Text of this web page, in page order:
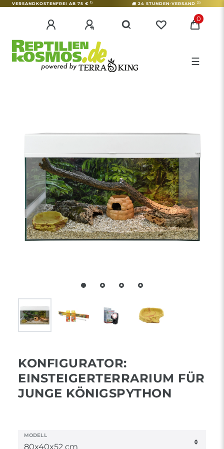
VERSANDKOSTENFREI AB 75 € 1) 24 STUNDEN-VERSAND 2)
0
☰
KONFIGURATOR:
EINSTEIGERTERRARIUM FÜR
JUNGE KÖNIGSPYTHON
MODELL